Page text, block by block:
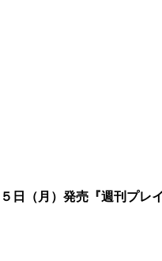
日（月）発売『週刊プレ